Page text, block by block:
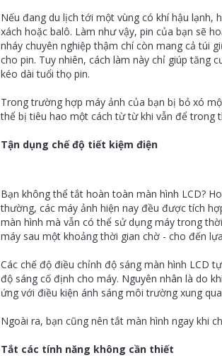
Nếu đang du lịch tới một vùng có khí hậu lạnh,
xách hoặc balô. Làm như vậy, pin của bạn sẽ
nháy chuyên nghiệp thậm chí còn mang cả túi
cho pin. Tuy nhiên, cách làm này chỉ giúp tăng
kéo dài tuổi thọ pin.
Trong trường hợp máy ảnh của bạn bị bỏ xó
thể bị tiêu hao một cách từ từ khi vẫn để trong
Tận dụng chế độ tiết kiệm điện
Bạn không thể tắt hoàn toàn màn hình LCD?
thường, các máy ảnh hiện nay đều được tích
màn hình mà vẫn có thể sử dụng máy trong
máy sau một khoảng thời gian chờ - cho đến
Các chế độ điều chỉnh độ sáng màn hình LCD
độ sáng cố định cho máy. Nguyên nhân là do
ứng với điều kiện ánh sáng môi trường xung
Ngoài ra, bạn cũng nên tắt màn hình ngay khi
Tắt các tính năng không cần thiết